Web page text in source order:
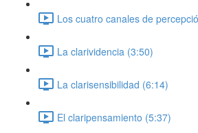
Los cuatro canales de
La clarividencia (3:50)
La clarisensibilidad (6:14)
El claripensamiento (5:37)